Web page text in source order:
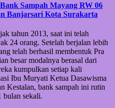
Sampah Mayang RW 06
Banjarsari Kota Surakarta
tahun 2013, saat ini telah
24 orang. Setelah berjalan lebih
telah berhasil membentuk Pra
besar modalnya berasal dari
kumpulkan setiap kali
Ibu Muryati Ketua Dasawisma
Kestalan, bank sampah ini rutin
bulan sekali.